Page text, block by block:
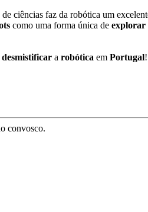
ciências faz da robótica um
como uma forma única de explorar
desmistificar a robótica em Portugal!
convosco.